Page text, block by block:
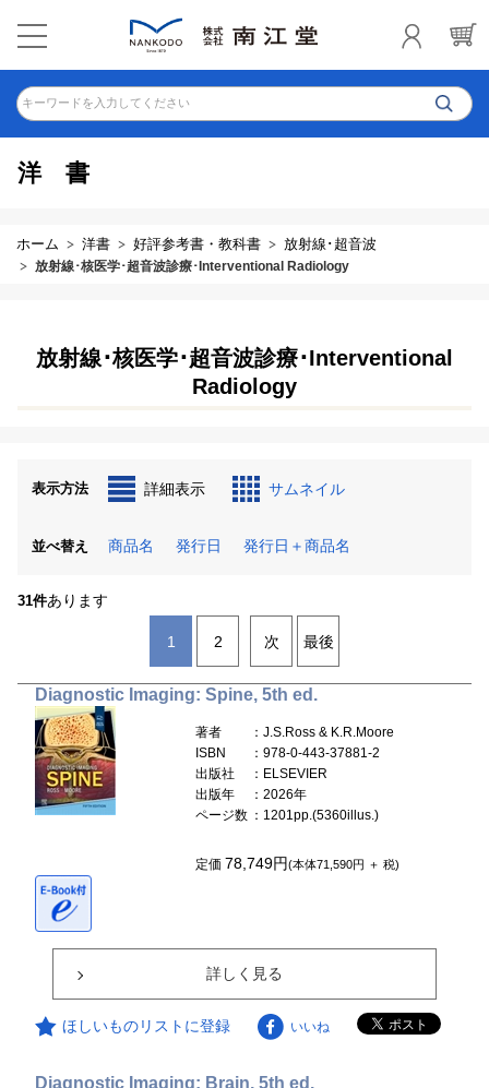
キーワードを入力してください
洋書
ホーム 洋書 好評参考書・教科書 放射線･超音波
放射線･核医学･超音波診療･Interventional Radiology
放射線･核医学･超音波診療･Interventional
Radiology
表示方法 詳細表示 サムネイル
並べ替え 商品名 発行日 発行日＋商品名
31件あります
1 2 次 最後
Diagnostic Imaging: Spine, 5th ed.
著者
：J.S.Ross & K.R.Moore
ISBN
：978-0-443-37881-2
出版社
：ELSEVIER
出版年
：2026年
ページ数 ：1201pp.(5360illus.)
定価 78,749円(本体71,590円 ＋ 税)
詳しく見る
ほしいものリストに登録 いいね
Diagnostic Imaging: Brain, 5th ed.